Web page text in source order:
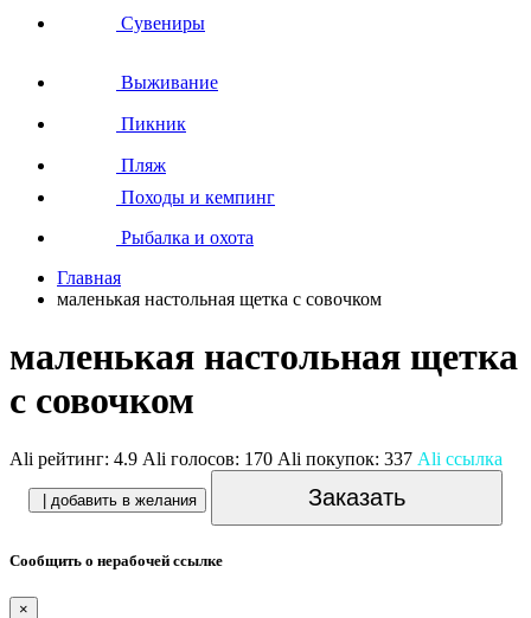
Сувениры
Выживание
Пикник
Пляж
Походы и кемпинг
Рыбалка и охота
Главная
маленькая настольная щетка с совочком
маленькая настольная щетка
с совочком
Ali рейтинг: 4.9 Ali голосов: 170 Ali покупок: 337 Ali ссылка
| добавить в желания Заказать
Сообщить о нерабочей ссылке
×